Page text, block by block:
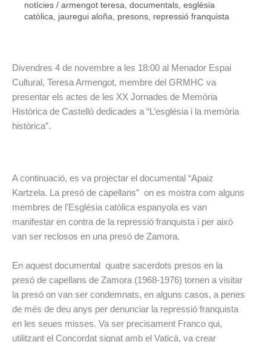
notícies / armengot teresa, documentals, esglèsia
catòlica, jauregui aloña, presons, repressió franquista
Divendres 4 de novembre a les 18:00 al Menador Espai
Cultural, Teresa Armengot, membre del GRMHC va
presentar els actes de les XX Jornades de Memòria
Històrica de Castelló dedicades a “L’església i la memòria
històrica”.
A continuació, es va projectar el documental “Apaiz
Kartzela. La presó de capellans” on es mostra com alguns
membres de l’Església catòlica espanyola es van
manifestar en contra de la repressió franquista i per això
van ser reclosos en una presó de Zamora.
En aquest documental quatre sacerdots presos en la
presó de capellans de Zamora (1968-1976) tornen a visitar
la presó on van ser condemnats, en alguns casos, a penes
de més de deu anys per denunciar la repressió franquista
en les seues misses. Va ser precisament Franco qui,
utilitzant el Concordat signat amb el Vaticà, va crear